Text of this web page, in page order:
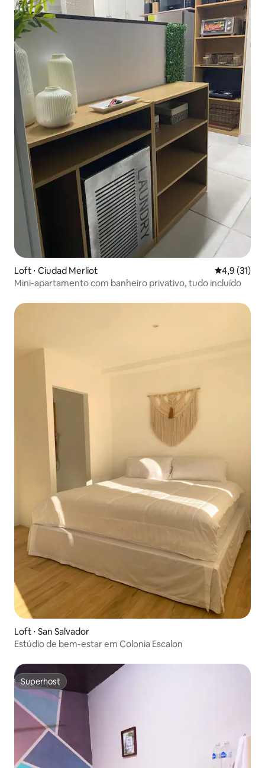
Loft ⋅ Ciudad Merliot 4,9 de uma
4,9 (31)
Mini-apartamento com banheiro privativo, tudo incluído
Loft ⋅ San Salvador
Estúdio de bem-estar em Colonia Escalon
Superhost
Superhost